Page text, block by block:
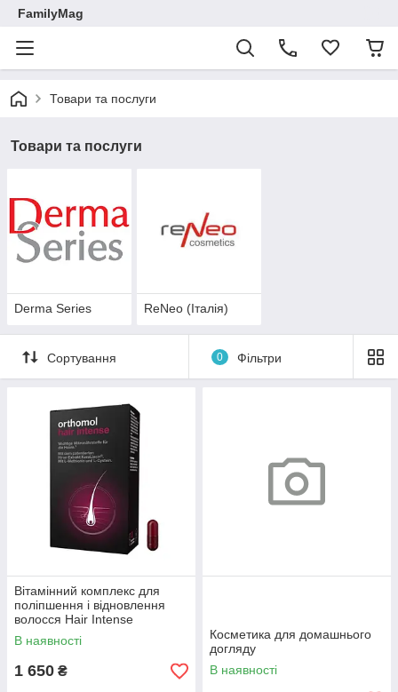
FamilyMag
Товари та послуги
Товари та послуги
Derma Series ReNeo (Італія)
Сортування 0 Фільтри
Вітамінний комплекс для
поліпшення і відновлення
волосся Hair Intense
Orthomol 60 шт
В наявності
1 650 ₴
Косметика для домашнього
догляду
В наявності